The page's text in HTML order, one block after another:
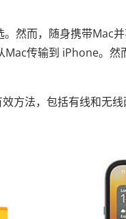
然而，随身携带Mac
传输到 iPhone。然
方法，包括有线和无